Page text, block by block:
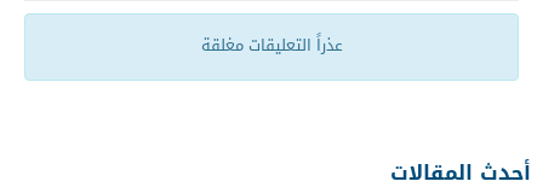
عذراً التعليقات مغلقة
أحدث المقالات